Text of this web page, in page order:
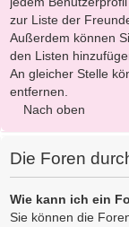
zur Liste der
Außerdem können
den Listen
An gleicher Stelle
entfernen.
Nach oben
Die Foren
Wie kann ich ein
Sie können die